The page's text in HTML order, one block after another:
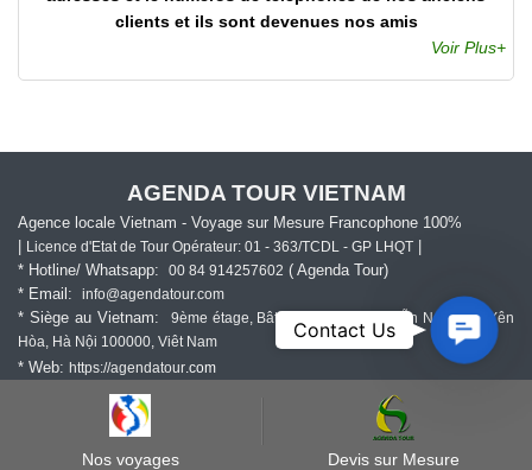
clients et ils sont devenues nos amis
Voir Plus+
AGENDA TOUR VIETNAM
Agence locale Vietnam - Voyage sur Mesure Francophone 100%
Licence d'Etat de Tour Opérateur: 01 - 363/TCDL - GP LHQT
* Hotline/ Whatsapp: 00 84 914257602 ( Agenda Tour)
* Email: info@agendatour.com
* Siège au Vietnam: 9ème étage, Bâtiment 169 Đ. Nguyễn Ngọc Vũ, Yên
Hòa, Hà Nội 100000, Viêt Nam
* Web: https://agendatour.com
Nos voyages Devis sur Mesure
Contact
Contact Us